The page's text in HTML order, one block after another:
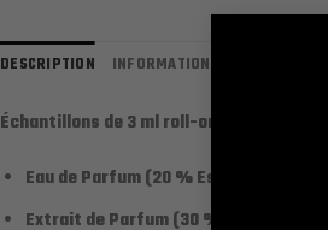
DESCRIPTION INFORMATIONS
Échantillons de 3 ml roll-on et/ou à
Eau de Parfum (20 % Essence + 78
Extrait de Parfum (30 % Essence +